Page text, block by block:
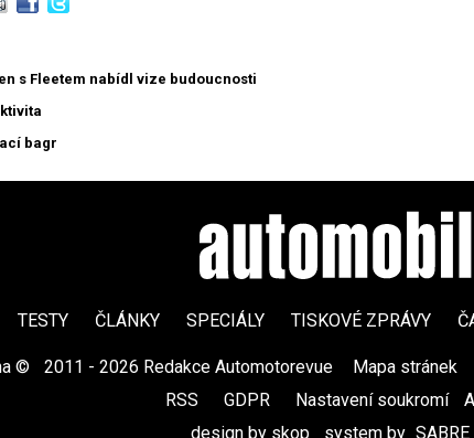
s Fleetem nabídl vize budoucnosti
bagr
TESTY ČLÁNKY SPECIÁLY TISKOVÉ ZPRÁVY
© 2011 - 2026 Redakce Automotorevue Mapa stránek
RSS
GDPR Nastavení soukromí
design by skop
system by SABRE